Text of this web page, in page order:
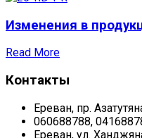
Изменения в
Read More
Контакты
Ереван, пр.
060688788,
Ереван, ул.